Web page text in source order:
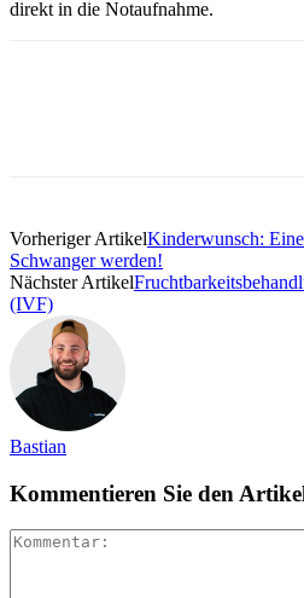
direkt in die Notaufnahme.
Vorheriger ArtikelKinderwunsch:
Schwanger werden!
Nächster Artikel
(IVF)
Bastian
Kommentieren Sie den